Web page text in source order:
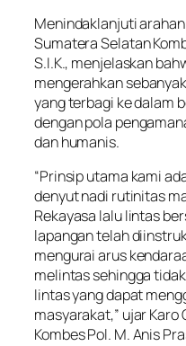
Menindaklanjuti
Sumatera Selatan
S.I.K., menjelaskan
mengerahkan
yang terbagi ke dalam
dengan pola
dan humanis.
“Prinsip utama kami
denyut nadi rutinitas
Rekayasa lalu lintas
lapangan telah
mengurai arus
melintas sehingga
lintas yang dapat
masyarakat,” ujar
Kombes Pol. M. Anis